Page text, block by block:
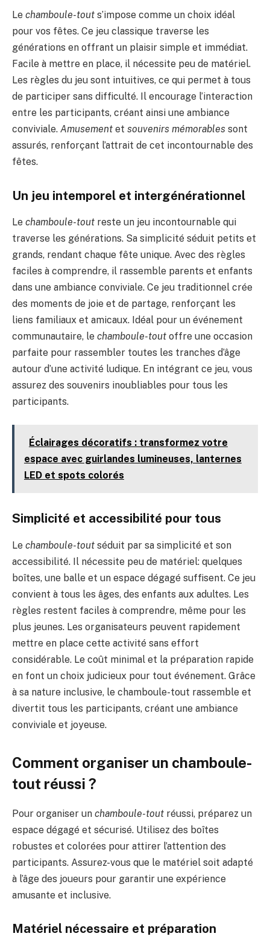
Le chamboule-tout s’impose comme un choix idéal
pour vos fêtes. Ce jeu classique traverse les
générations en offrant un plaisir simple et immédiat.
Facile à mettre en place, il nécessite peu de matériel.
Les règles du jeu sont intuitives, ce qui permet à tous
de participer sans difficulté. Il encourage l’interaction
entre les participants, créant ainsi une ambiance
conviviale. Amusement et souvenirs mémorables sont
assurés, renforçant l’attrait de cet incontournable des
fêtes.
Un jeu intemporel et intergénérationnel
Le chamboule-tout reste un jeu incontournable qui
traverse les générations. Sa simplicité séduit petits et
grands, rendant chaque fête unique. Avec des règles
faciles à comprendre, il rassemble parents et enfants
dans une ambiance conviviale. Ce jeu traditionnel crée
des moments de joie et de partage, renforçant les
liens familiaux et amicaux. Idéal pour un événement
communautaire, le chamboule-tout offre une occasion
parfaite pour rassembler toutes les tranches d’âge
autour d’une activité ludique. En intégrant ce jeu, vous
assurez des souvenirs inoubliables pour tous les
participants.
Éclairages décoratifs : transformez votre
espace avec guirlandes lumineuses, lanternes
LED et spots colorés
Simplicité et accessibilité pour tous
Le chamboule-tout séduit par sa simplicité et son
accessibilité. Il nécessite peu de matériel: quelques
boîtes, une balle et un espace dégagé suffisent. Ce jeu
convient à tous les âges, des enfants aux adultes. Les
règles restent faciles à comprendre, même pour les
plus jeunes. Les organisateurs peuvent rapidement
mettre en place cette activité sans effort
considérable. Le coût minimal et la préparation rapide
en font un choix judicieux pour tout événement. Grâce
à sa nature inclusive, le chamboule-tout rassemble et
divertit tous les participants, créant une ambiance
conviviale et joyeuse.
Comment organiser un chamboule-
tout réussi ?
Pour organiser un chamboule-tout réussi, préparez un
espace dégagé et sécurisé. Utilisez des boîtes
robustes et colorées pour attirer l’attention des
participants. Assurez-vous que le matériel soit adapté
à l’âge des joueurs pour garantir une expérience
amusante et inclusive.
Matériel nécessaire et préparation